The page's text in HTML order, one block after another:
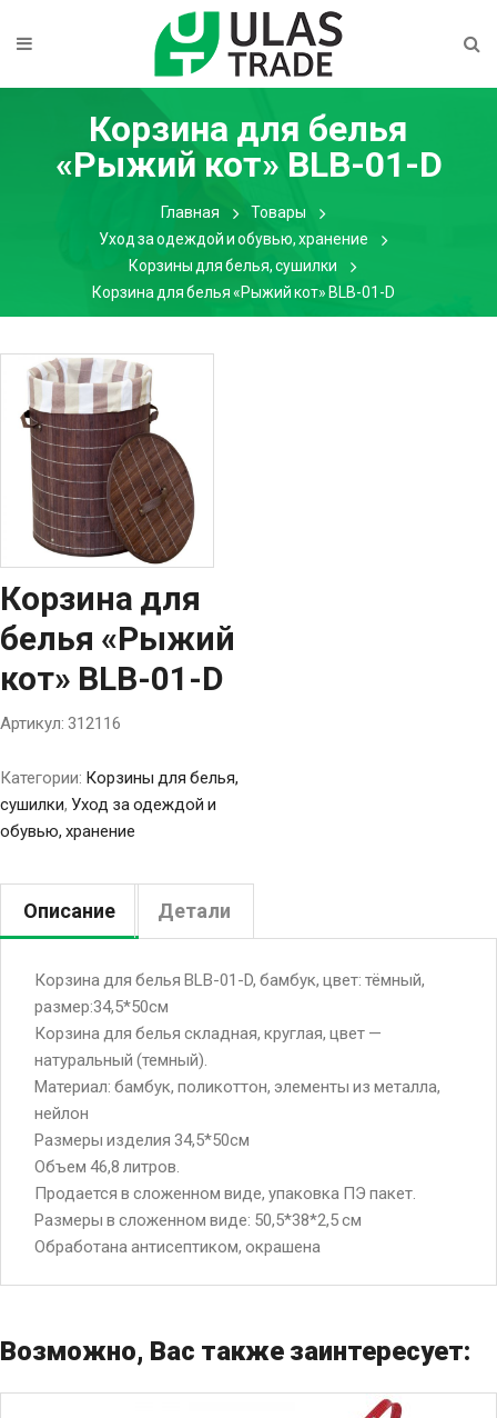
Корзина для белья
«Рыжий кот» BLB-01-D
Главная
Товары
Уход за одеждой и обувью, хранение
Корзины для белья, сушилки
Корзина для белья «Рыжий кот» BLB-01-D
Корзина для
белья «Рыжий
кот» BLB-01-D
Артикул: 312116
Категории: Корзины для белья,
сушилки, Уход за одеждой и
обувью, хранение
Описание Детали
Корзина для белья BLB-01-D, бамбук, цвет: тёмный,
размер:34,5*50см
Корзина для белья складная, круглая, цвет —
натуральный (темный).
Материал: бамбук, поликоттон, элементы из металла,
нейлон
Размеры изделия 34,5*50см
Объем 46,8 литров.
Продается в сложенном виде, упаковка ПЭ пакет.
Размеры в сложенном виде: 50,5*38*2,5 см
Обработана антисептиком, окрашена
Возможно, Вас также заинтересует: